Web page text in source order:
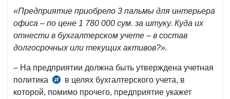
«Предприятие приобрело 3 пальмы для интерьера
офиса – по цене 1 780 000 сум. за штуку. Куда их
отнести в бухгалтерском учете – в состав
долгосрочных или текущих активов?».
– На предприятии должна быть утверждена учетная
политика
п.
55
в целях бухгалтерского учета, в
которой, помимо прочего, предприятие укажет